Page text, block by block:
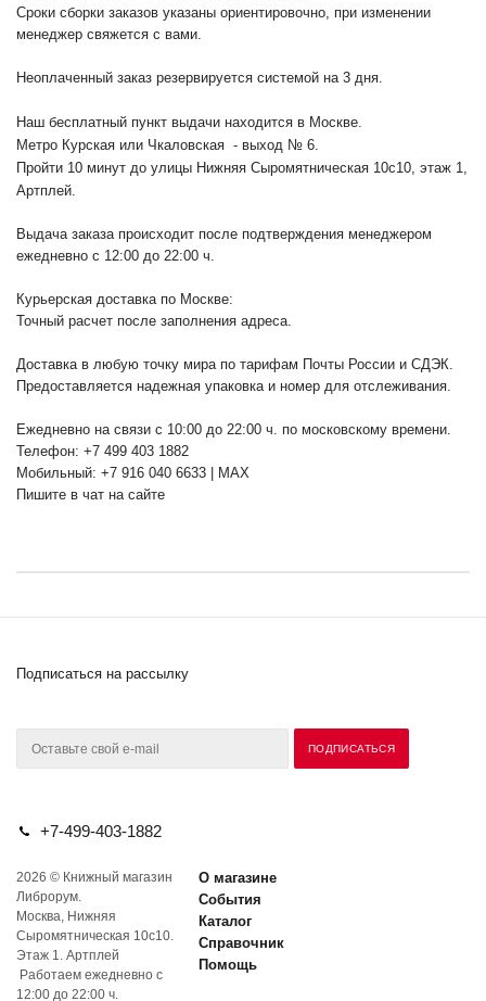
Сроки сборки заказов указаны ориентировочно, при изменении
менеджер свяжется с вами.
Неоплаченный заказ резервируется системой на 3 дня.
Наш бесплатный пункт выдачи находится в Москве.
Метро Курская или Чкаловская - выход № 6.
Пройти 10 минут до улицы Нижняя Сыромятническая 10с10, этаж 1,
Артплей.
Выдача заказа происходит после подтверждения менеджером
ежедневно с 12:00 до 22:00 ч.
Курьерская доставка по Москве:
Точный расчет после заполнения адреса.
Доставка в любую точку мира по тарифам Почты России и СДЭК.
Предоставляется надежная упаковка и номер для отслеживания.
Ежедневно на связи с 10:00 до 22:00 ч. по московскому времени.
Телефон: +7 499 403 1882
Мобильный: +7 916 040 6633 | MAX
Пишите в чат на сайте
Подписаться на рассылку
+7-499-403-1882
2026 © Книжный магазин
Либрорум.
Москва, Нижняя
Сыромятническая 10с10.
Этаж 1. Артплей
Работаем ежедневно с
12:00 до 22:00 ч.
О магазине
События
Каталог
Справочник
Помощь